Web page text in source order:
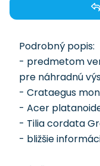
Podrobný popis:
- predmetom
pre náhradnú
- Crataegus
- Acer
- Tilia cordata
- bližšie